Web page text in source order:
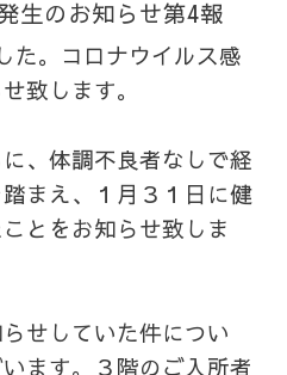
生のお知らせ第4報
た。コロナウイルス感
致します。
、体調不良者なしで経
まえ、１月３１日に健
とをお知らせ致しま
せしていた件につい
ます。３階のご入所者